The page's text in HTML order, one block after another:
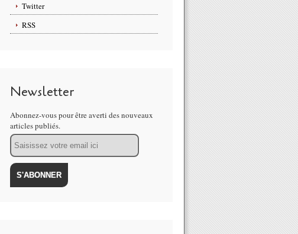
Twitter
RSS
Newsletter
Abonnez-vous pour être averti des nouveaux
articles publiés.
Email